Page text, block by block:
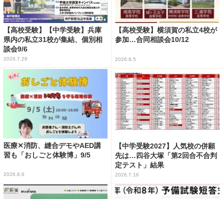
【高校受験】【中学受験】兵庫
県内の私立31校が集結、個別相
談会9/6
2026.7.28
【高校受験】横須賀の私立4校が
参加…合同相談会10/12
2026.8.5
医療✕消防、縫合デモやAED講
習も「おしごと体験博」9/5
2026.8.6
【中学受験2027】人気校の併願
先は…四谷大塚「第2回合不合判
定テスト」結果
2026.7.16